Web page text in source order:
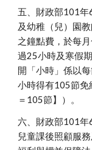
五、財政部101
及幼稚（兒）園
之鐘點費，於每
過25小時及寒假
開「小時」係以
小時得有105節
＝105節】）。
六、財政部101年
兒童課後照顧服